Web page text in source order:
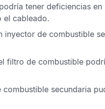
tener deficiencias en
el cableado.
inyector de combustible
filtro de combustible
combustible secundaria